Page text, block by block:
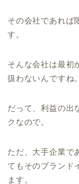
その会社であれば
す。
そんな会社は最初
扱わないんですね。
だって、利益の出
クなので。
ただ、大手企業で
てもそのブランド
ます。